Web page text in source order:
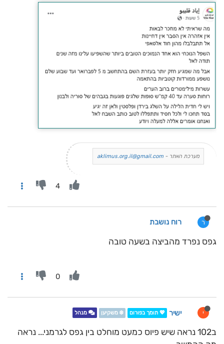
מערכת האתר - aklimus.org.il@gmail.com
4
ר רוח נושבת
גפס נפרד מהביצה בשעה טובה
0
י ישיר 💖 תומך בפורום ❄️ משקיען מנהל
ב102 נראה שיש פיוס כמעט מוחלט בין גפס לגרמני... נראה